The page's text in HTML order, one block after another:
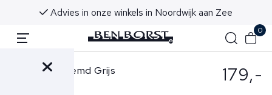
Advies in onze winkels in Noordwijk aan Zee
0
Xacus Overhemd Grijs 179,-